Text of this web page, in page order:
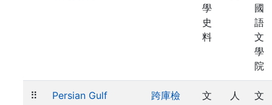
學
史
料
國
語
文
學
院
⠿
Persian Gulf
跨庫檢
文
人
文